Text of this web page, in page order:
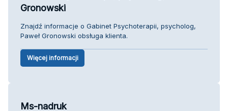
Gronowski
Znajdź informacje o Gabinet Psychoterapii, psycholog,
Paweł Gronowski obsługa klienta.
Więcej informacji
Ms-nadruk